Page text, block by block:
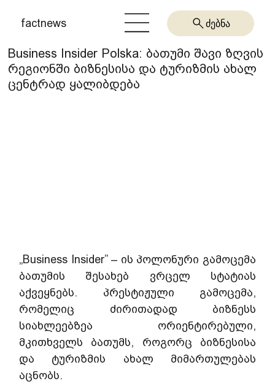
factnews ძებნა
Business Insider Polska: ბათუმი შავი ზღვის
რეგიონში ბიზნესისა და ტურიზმის ახალ
ცენტრად ყალიბდება
„Business Insider” – ის პოლონური გამოცემა
ბათუმის შესახებ ვრცელ სტატიას
აქვეყნებს. პრესტიჟული გამოცემა,
რომელიც ძირითადად ბიზნესს
სიახლეებზეა ორიენტირებული,
მკითხველს ბათუმს, როგორც ბიზნესისა
და ტურიზმის ახალ მიმართულებას
აცნობს.